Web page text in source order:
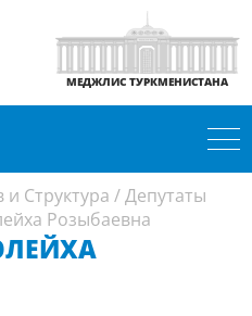
МЕДЖЛИС ТУРКМЕНИСТАНА
и Структура /Депутаты
Розыбаевна